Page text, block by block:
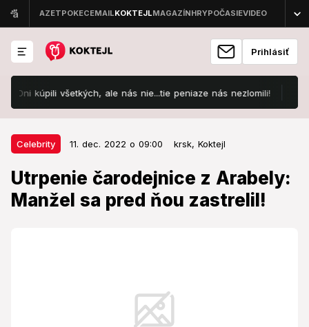
Prihlásiť
všetkých, ale nás nie...tie peniaze nás nezlomili! Kuriózna
Celebrity 11. dec. 2022 o 09:00 krsk, Koktejl
Utrpenie čarodejnice z Arabely:
Manžel sa pred ňou zastrelil!
Celebrity 11. dec. 2022 o 09:00
Utrpenie čarodejnice z Arabely:
Manžel sa pred ňou zastrelil!